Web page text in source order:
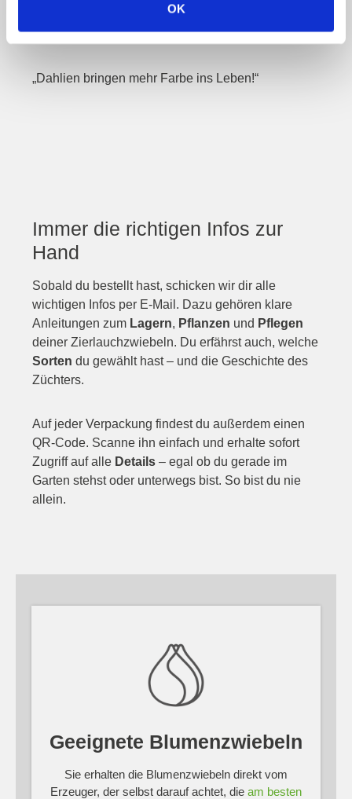
OK
Blumenzwiebelregion bringt Peter den Menschen
die Natur näher.
„Dahlien bringen mehr Farbe ins Leben!“
Immer die richtigen Infos zur
Hand
Sobald du bestellt hast, schicken wir dir alle
wichtigen Infos per E-Mail. Dazu gehören klare
Anleitungen zum Lagern, Pflanzen und Pflegen
deiner Zierlauchzwiebeln. Du erfährst auch, welche
Sorten du gewählt hast – und die Geschichte des
Züchters.
Auf jeder Verpackung findest du außerdem einen
QR-Code. Scanne ihn einfach und erhalte sofort
Zugriff auf alle Details – egal ob du gerade im
Garten stehst oder unterwegs bist. So bist du nie
allein.
Geeignete Blumenzwiebeln
Sie erhalten die Blumenzwiebeln direkt vom
Erzeuger, der selbst darauf achtet, die am besten